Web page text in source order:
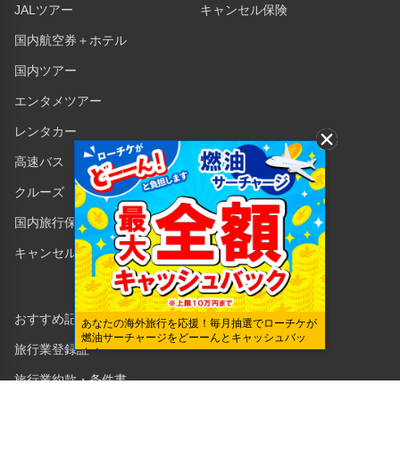
JALツアー
国内航空券＋ホテル
国内ツアー
エンタメツアー
レンタカー
高速バス
クルーズ
国内旅行保険
キャンセル保険
キャンセル保険
おすすめ記事一覧
旅行業登録証
旅行業約款・条件書
あなたの海外旅行を応援！毎月抽選でローチケが
燃油サーチャージをどーーんとキャッシュバッ
ク！